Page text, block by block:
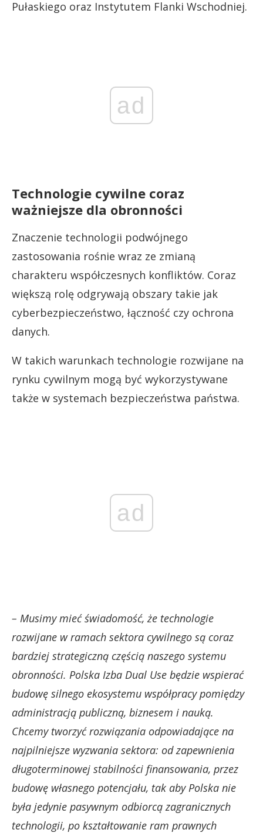
Pułaskiego oraz Instytutem Flanki Wschodniej.
ad
Technologie cywilne coraz
ważniejsze dla obronności
Znaczenie technologii podwójnego
zastosowania rośnie wraz ze zmianą
charakteru współczesnych konfliktów. Coraz
większą rolę odgrywają obszary takie jak
cyberbezpieczeństwo, łączność czy ochrona
danych.
W takich warunkach technologie rozwijane na
rynku cywilnym mogą być wykorzystywane
także w systemach bezpieczeństwa państwa.
ad
– Musimy mieć świadomość, że technologie
rozwijane w ramach sektora cywilnego są coraz
bardziej strategiczną częścią naszego systemu
obronności. Polska Izba Dual Use będzie wspierać
budowę silnego ekosystemu współpracy pomiędzy
administracją publiczną, biznesem i nauką.
Chcemy tworzyć rozwiązania odpowiadające na
najpilniejsze wyzwania sektora: od zapewnienia
długoterminowej stabilności finansowania, przez
budowę własnego potencjału, tak aby Polska nie
była jedynie pasywnym odbiorcą zagranicznych
technologii, po kształtowanie ram prawnych